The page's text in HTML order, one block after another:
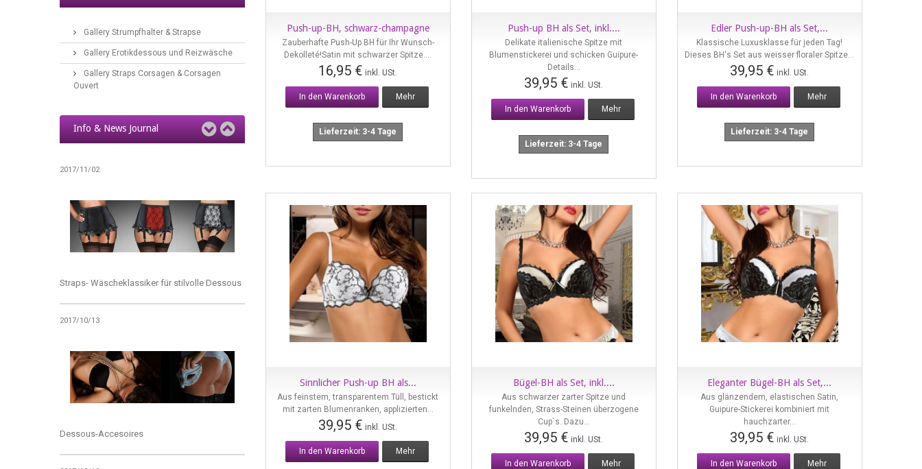
Gallery Strumpfhalter & Strapse
Gallery Erotikdessous und Reizwäsche
Gallery Straps Corsagen & Corsagen
Ouvert
Info & News Journal
Strapse, Strapsstrümpfe & Nylons
2017/11/02
Straps- Wäscheklassiker für stilvolle Dessous
2017/10/13
Dessous-Accesoires
Vorschau
Push-up-BH, schwarz-champagne
Zauberhafte Push-Up BH für Ihr Wunsch-
Dekolleté!Satin mit schwarzer Spitze....
16,95 € inkl. USt.
In den Warenkorb Mehr
Lieferzeit: 3-4 Tage
Vorschau
Push-up BH als Set, inkl....
Delikate italienische Spitze mit
Blumenstickerei und schicken Guipure-
Details...
39,95 € inkl. USt.
In den Warenkorb Mehr
Lieferzeit: 3-4 Tage
Vorschau
Edler Push-up-BH als Set,...
Klassische Luxusklasse für jeden Tag!
Dieses BH's Set aus weisser floraler Spitze...
39,95 € inkl. USt.
In den Warenkorb Mehr
Lieferzeit: 3-4 Tage
Vorschau
Sinnlicher Push-up BH als...
Aus feinstem, transparentem Tüll, bestickt
mit zarten Blumenranken, applizierten...
39,95 € inkl. USt.
In den Warenkorb Mehr
Vorschau
Bügel-BH als Set, inkl....
Aus schwarzer zarter Spitze und
funkelnden, Strass-Steinen überzogene
Cup`s. Dazu...
39,95 € inkl. USt.
In den Warenkorb Mehr
Vorschau
Eleganter Bügel-BH als Set,...
Aus glänzendem, elastischen Satin,
Guipure-Stickerei kombiniert mit
hauchzarter...
39,95 € inkl. USt.
In den Warenkorb Mehr